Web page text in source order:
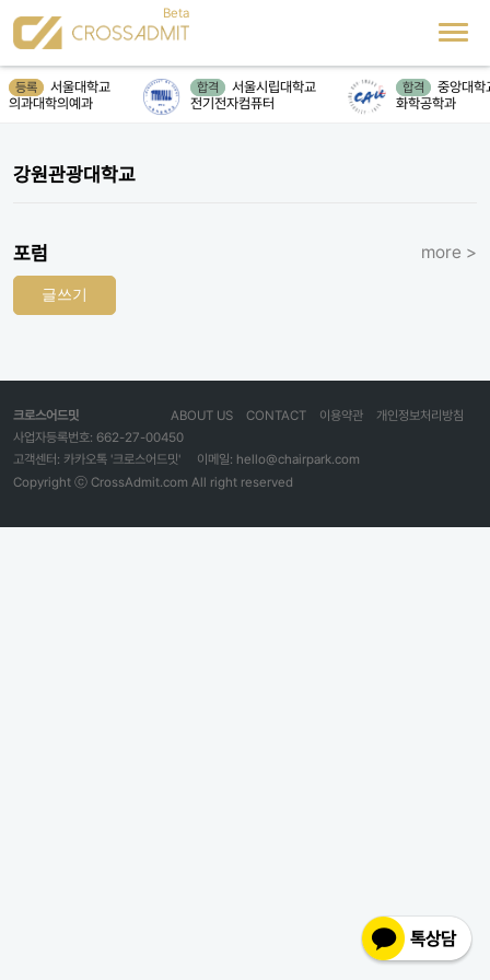
등록
서울대학교
의과대학의예과
합격
서울시립대학교
전기전자컴퓨터
합격
중앙대학
화학공학과
강원관광대학교
포럼 more >
글쓰기
크로스어드밋 개인정보처리방침
이용약관
CONTACT
ABOUT US
사업자등록번호: 662-27-00450
고객센터: 카카오톡 '크로스어드밋'
이메일: hello@chairpark.com
Copyright ⓒ CrossAdmit.com All right reserved